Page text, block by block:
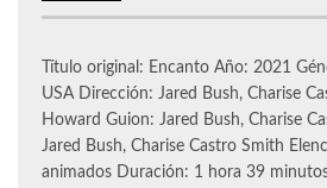
Título original: Encanto Año: 2021
USA Dirección: Jared Bush, Charise
Howard Guion: Jared Bush, Charise
Jared Bush, Charise Castro Smith
animados Duración: 1 hora 39